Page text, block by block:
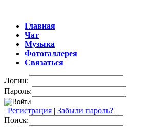
Главная
Чат
Музыка
Фотогаллерея
Связаться
Логин:
Пароль:
| Регистрация | Забыли пароль? |
Поиск: